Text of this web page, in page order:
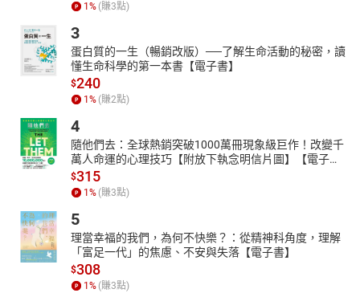
1 % (賺3點)
3
蛋白質的一生（暢銷改版）──了解生命活動的秘密，讀
懂生命科學的第一本書【電子書】
$240
1 % (賺2點)
4
隨他們去：全球熱銷突破1000萬冊現象級巨作！改變千
萬人命運的心理技巧【附放下執念明信片圖】【電子
書】
$315
1 % (賺3點)
5
理當幸福的我們，為何不快樂？：從精神科角度，理解
「富足一代」的焦慮、不安與失落【電子書】
$308
1 % (賺3點)